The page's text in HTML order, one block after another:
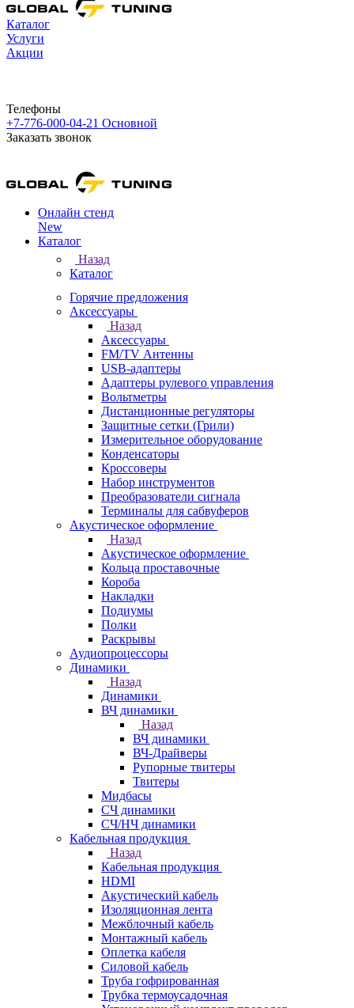
Каталог
Услуги
Акции
Телефоны
+7-776-000-04-21 Основной
Заказать звонок
Онлайн стенд
New
Каталог
Назад
Каталог
Горячие предложения
Аксессуары
Назад
Аксессуары
FM/TV Антенны
USB-адаптеры
Адаптеры рулевого управления
Вольтметры
Дистанционные регуляторы
Защитные сетки (Грили)
Измерительное оборудование
Конденсаторы
Кроссоверы
Набор инструментов
Преобразователи сигнала
Терминалы для сабвуферов
Акустическое оформление
Назад
Акустическое оформление
Кольца проставочные
Короба
Накладки
Подиумы
Полки
Раскрывы
Аудиопроцессоры
Динамики
Назад
Динамики
ВЧ динамики
Назад
ВЧ динамики
ВЧ-Драйверы
Рупорные твитеры
Твитеры
Мидбасы
СЧ динамики
СЧ/НЧ динамики
Кабельная продукция
Назад
Кабельная продукция
HDMI
Акустический кабель
Изоляционная лента
Межблочный кабель
Монтажный кабель
Оплетка кабеля
Силовой кабель
Труба гофрированная
Трубка термоусадочная